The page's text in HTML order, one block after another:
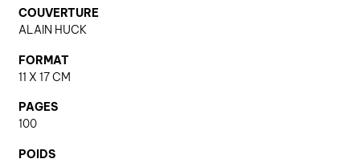
COUVERTURE
ALAIN HUCK
FORMAT
11 X 17 CM
PAGES
100
POIDS